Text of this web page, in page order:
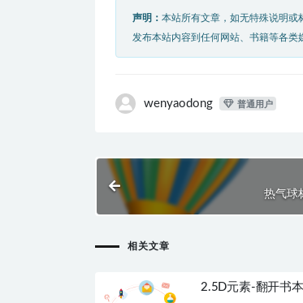
声明： 本站所有文章，如无特殊说明或
发布本站内容到任何网站、书籍等各类
wenyaodong 普通用户
热气球
相关文章
2.5D元素-翻开书